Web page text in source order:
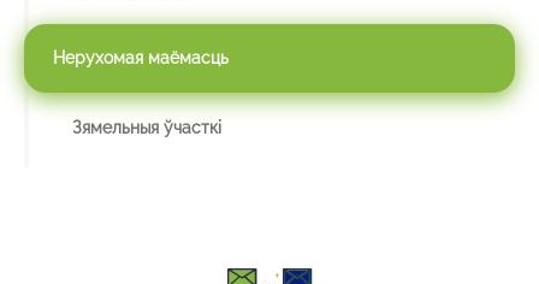
Нерухомая маёмасць
Зямельныя ўчасткі